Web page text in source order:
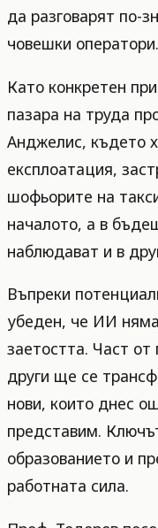
да разговарят по-
човешки оператори.
Като конкретен
пазара на труда
Анджелис, където
експлоатация,
шофьорите на
началото, а в
наблюдават и в
Въпреки
убеден, че ИИ
заетостта. Част
други ще се
нови, които днес
представим.
образованието и
работната сила.